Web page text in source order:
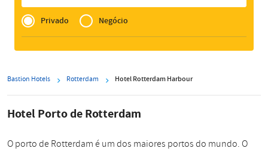
Privé
of
Zakelijk
Privado Negócio
Bastion Hotels Rotterdam Hotel Rotterdam Harbour
Hotel Porto de Rotterdam
O porto de Rotterdam é um dos maiores portos do mundo. O